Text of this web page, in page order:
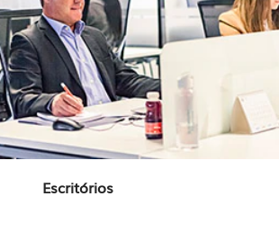
Escritórios